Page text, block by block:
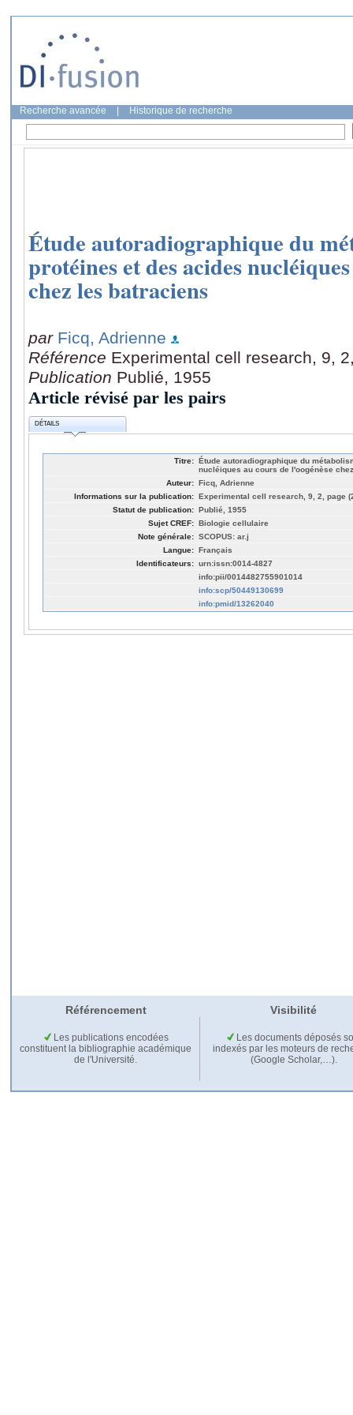
Recherche avancée Historique de recherche
Étude autoradiographique du
protéines et des acides
chez les batraciens
par Ficq, Adrienne
Référence Experimental cell research, 9,
Publication Publié, 1955
Article révisé par les pairs
DÉTAILS
Titre: Étude autoradiographique du
nucléiques au cours de l'oogénèse
Auteur: Ficq, Adrienne
Informations sur la publication: Experimental cell research, 9, 2, page
Statut de publication: Publié, 1955
Sujet CREF: Biologie cellulaire
Note générale: SCOPUS: ar.j
Langue: Français
Identificateurs: urn:issn:0014-4827
info:pii/0014482755901014
info:scp/50449130699
info:pmid/13262040
Référencement Visibilité
Les publications encodées
constituent la bibliographie académique
de l'Université.
Les documents déposés
indexés par les moteurs de
(Google Scholar,…).